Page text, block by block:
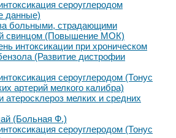
сероуглеродом
данные)
больными, страдающими
свинцом (Повышение МОК)
интоксикации при хроническом
(Развитие дистрофии
сероуглеродом (Тонус
артерий мелкого калибра)
атеросклероз мелких и средних
(Больная Ф.)
сероуглеродом (Тонус